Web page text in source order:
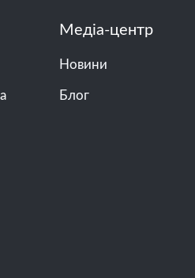
Медіа-центр
Новини
Блог